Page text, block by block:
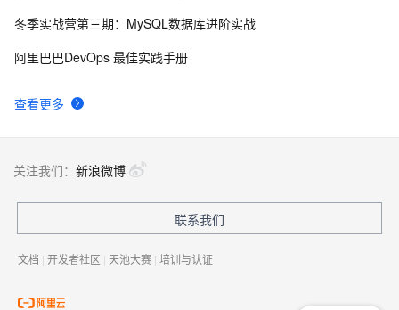
查看更多
冬季实战营第三期：MySQL数据库进阶实战
阿里巴巴DevOps 最佳实践手册
关注我们： 新浪微博
联系我们
文档 | 开发者社区 | 天池大赛 | 培训与认证